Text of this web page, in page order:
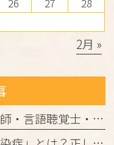
26 27
28
2月 »
「きこえ」のパートナー：医師・言語聴覚士・認定補聴器技能者の3者が連携して進める「安心の補聴器外来」